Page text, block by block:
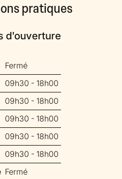
pratiques
d'ouverture
Fermé
09h30 - 18h00
09h30 - 18h00
09h30 - 18h00
09h30 - 18h00
09h30 - 18h00
Fermé